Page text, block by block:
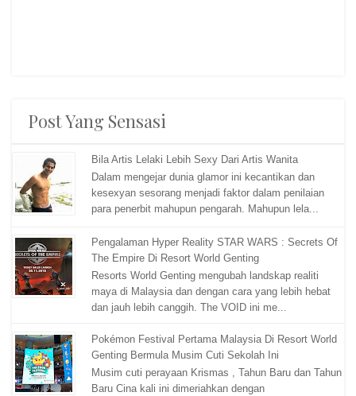
Post Yang Sensasi
Bila Artis Lelaki Lebih Sexy Dari Artis Wanita
Dalam mengejar dunia glamor ini kecantikan dan
kesexyan sesorang menjadi faktor dalam penilaian
para penerbit mahupun pengarah. Mahupun lela...
Pengalaman Hyper Reality STAR WARS : Secrets Of
The Empire Di Resort World Genting
Resorts World Genting mengubah landskap realiti
maya di Malaysia dan dengan cara yang lebih hebat
dan jauh lebih canggih. The VOID ini me...
Pokémon Festival Pertama Malaysia Di Resort World
Genting Bermula Musim Cuti Sekolah Ini
Musim cuti perayaan Krismas , Tahun Baru dan Tahun
Baru Cina kali ini dimeriahkan dengan